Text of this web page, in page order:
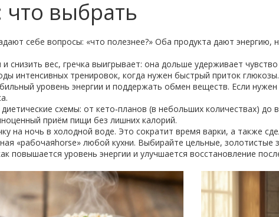
что выбрать
себе вопросы: «что полезнее?» Оба продукта дают энергию,
снизить вес, гречка выигрывает: она дольше удерживает
интенсивных тренировок, когда нужен быстрый приток глюкозы.
уровень энергии и поддержать обмен веществ. Если
схемы: от кето‑планов (в небольших количествах)
приём пищи без лишних калорий.
на ночь в холодной воде. Это сократит время варки, а также
«рабочаяhorse» любой кухни. Выбирайте цельные, золотистые
повышается уровень энергии и улучшается восстановление